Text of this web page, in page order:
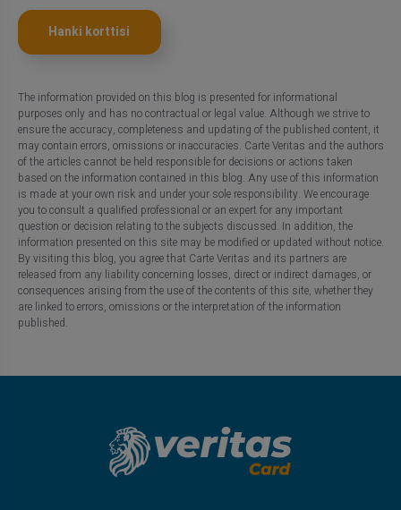
Hanki korttisi
The information provided on this blog is presented for informational
purposes only and has no contractual or legal value. Although we strive to
ensure the accuracy, completeness and updating of the published content, it
may contain errors, omissions or inaccuracies. Carte Veritas and the authors
of the articles cannot be held responsible for decisions or actions taken
based on the information contained in this blog. Any use of this information
is made at your own risk and under your sole responsibility. We encourage
you to consult a qualified professional or an expert for any important
question or decision relating to the subjects discussed. In addition, the
information presented on this site may be modified or updated without notice.
By visiting this blog, you agree that Carte Veritas and its partners are
released from any liability concerning losses, direct or indirect damages, or
consequences arising from the use of the contents of this site, whether they
are linked to errors, omissions or the interpretation of the information
published.